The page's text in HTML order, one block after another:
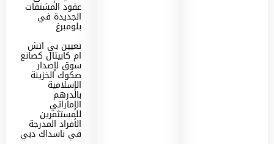
عقود المشتقات
الجديدة في
بلومبرغ
تعيين بي اتش
ام كابيتال كصانع
سوق لإصدار
صكوك الخزينة
الإسلامية
بالدرهم
الإماراتي
للمستثمرين
الأفراد المدرجة
في ناسداك دبي